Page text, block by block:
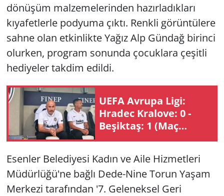
dönüşüm malzemelerinden hazırladıkları
kıyafetlerle podyuma çıktı. Renkli görüntülere
sahne olan etkinlikte Yağız Alp Gündağ birinci
olurken, program sonunda çocuklara çeşitli
hediyeler takdim edildi.
UEFA Avrupa Ligi:
Hradec Kralove: 0 -
Beşiktaş: 1 (Maç
sonucu)
Esenler Belediyesi Kadın ve Aile Hizmetleri
Müdürlüğü'ne bağlı Dede-Nine Torun Yaşam
Merkezi tarafından '7. Geleneksel Geri